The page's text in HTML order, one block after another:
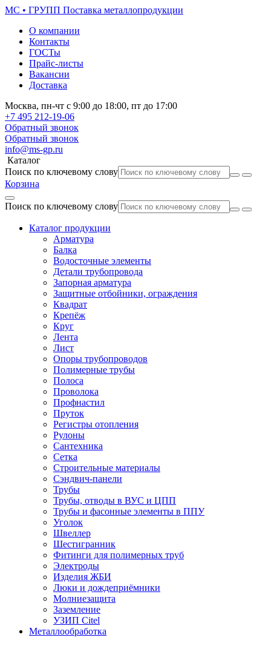
МС • ГРУПП Поставка металлопродукции
О компании
Контакты
ГОСТы
Прайс-листы
Вакансии
Доставка
Москва, пн-чт с 9:00 до 18:00, пт до 17:00
+7 495 212-19-06
Обратный звонок
Обратный звонок
info@ms-gp.ru
Каталог
Поиск по ключевому слову
Корзина
Поиск по ключевому слову
Каталог продукции
Арматура
Балка
Водосточные элементы
Детали трубопровода
Запорная арматура
Защитные отбойники, ограждения
Квадрат
Крепёж
Круг
Лента
Лист
Опоры трубопроводов
Полимерные трубы
Полоса
Проволока
Профнастил
Пруток
Регистры отопления
Рулоны
Сантехника
Сетка
Строительные материалы
Сэндвич-панели
Трубы
Трубы, отводы в ВУС и ЦПП
Трубы и фасонные элементы в ППУ
Уголок
Швеллер
Шестигранник
Фитинги для полимерных труб
Электроды
Изделия ЖБИ
Люки и дождеприёмники
Молниезащита
Заземление
УЗИП Citel
Металлообработка